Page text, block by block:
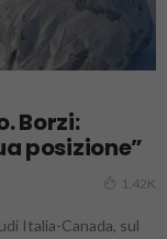
Borzi:
posizione”
1.42K
Italia-Canada, sul